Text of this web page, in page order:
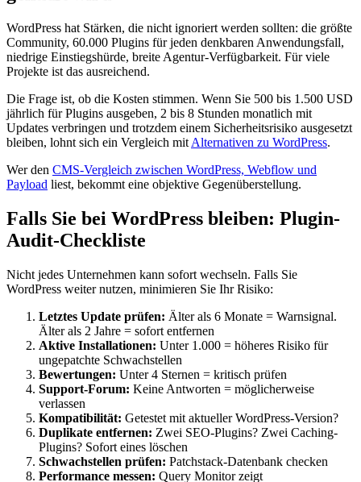
WordPress hat Stärken, die nicht ignoriert werden sollten: die größte
Community, 60.000 Plugins für jeden denkbaren Anwendungsfall,
niedrige Einstiegshürde, breite Agentur-Verfügbarkeit. Für viele
Projekte ist das ausreichend.
Die Frage ist, ob die Kosten stimmen. Wenn Sie 500 bis 1.500 USD
jährlich für Plugins ausgeben, 2 bis 8 Stunden monatlich mit
Updates verbringen und trotzdem einem Sicherheitsrisiko ausgesetzt
bleiben, lohnt sich ein Vergleich mit Alternativen zu WordPress.
Wer den CMS-Vergleich zwischen WordPress, Webflow und
Payload liest, bekommt eine objektive Gegenüberstellung.
Falls Sie bei WordPress bleiben: Plugin-
Audit-Checkliste
Nicht jedes Unternehmen kann sofort wechseln. Falls Sie
WordPress weiter nutzen, minimieren Sie Ihr Risiko:
Letztes Update prüfen: Älter als 6 Monate = Warnsignal.
Älter als 2 Jahre = sofort entfernen
Aktive Installationen: Unter 1.000 = höheres Risiko für
ungepatchte Schwachstellen
Bewertungen: Unter 4 Sternen = kritisch prüfen
Support-Forum: Keine Antworten = möglicherweise
verlassen
Kompatibilität: Getestet mit aktueller WordPress-Version?
Duplikate entfernen: Zwei SEO-Plugins? Zwei Caching-
Plugins? Sofort eines löschen
Schwachstellen prüfen: Patchstack-Datenbank checken
Performance messen: Query Monitor zeigt